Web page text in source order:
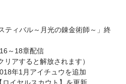
ティバル～月光の錬金術師～」終
～18章配信
リアすると解放されます）
年1月アイチュウを追加